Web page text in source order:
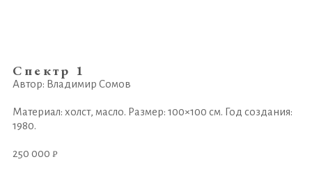
Спектр 1
Автор: Владимир Сомов
Материал: холст, масло. Размер: 100×100 см. Год создания:
1980.
250 000 ₽